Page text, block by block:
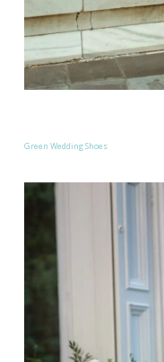
Green Wedding Shoes